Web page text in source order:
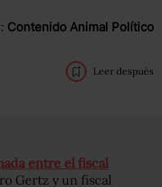
Contenido Animal Político
Leer después
entre el fiscal
Gertz y un fiscal